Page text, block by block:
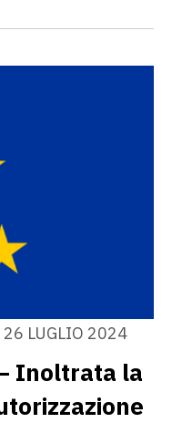
26 LUGLIO 2024
– Inoltrata la